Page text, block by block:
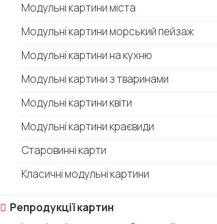
Модульні картини міста
Модульні картини морський пейзаж
Модульні картини на кухню
Модульні картини з тваринами
Модульні картини квіти
Модульні картини краєвиди
Старовинні карти
Класичні модульні картини
Репродукції картин